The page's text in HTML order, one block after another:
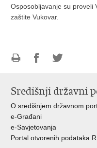
Osposobljavanje su proveli
zaštite Vukovar.
FacebookuTwitteru
Središnji državni
O središnjem državnom
e-Građani
e-Savjetovanja
Portal otvorenih podataka